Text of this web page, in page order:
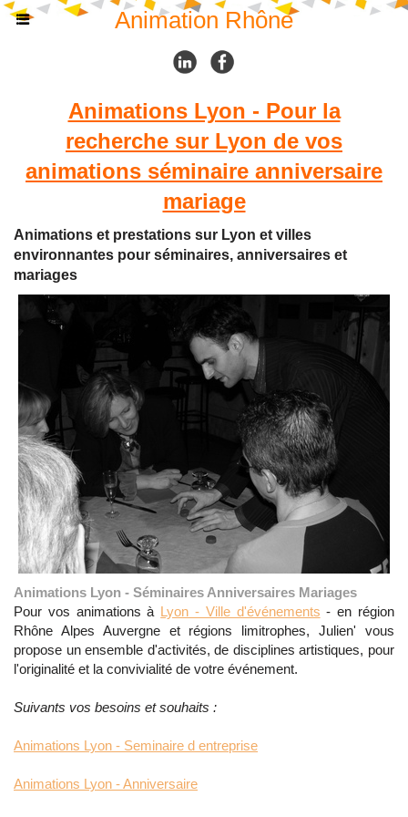
Animation Rhône
Animations Lyon - Pour la
recherche sur Lyon de vos
animations séminaire anniversaire
mariage
Animations et prestations sur Lyon et villes
environnantes pour séminaires, anniversaires et
mariages
Animations Lyon - Séminaires Anniversaires Mariages
Pour vos animations à Lyon - Ville d'événements - en région
Rhône Alpes Auvergne et régions limitrophes, Julien' vous
propose un ensemble d'activités, de disciplines artistiques, pour
l'originalité et la convivialité de votre événement.
Suivants vos besoins et souhaits :
Animations Lyon - Seminaire d entreprise
Animations Lyon - Anniversaire